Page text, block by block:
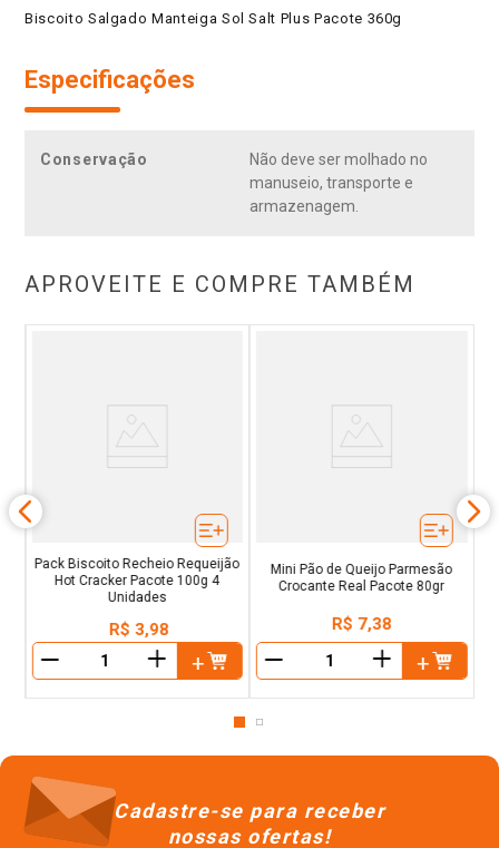
Biscoito Salgado Manteiga Sol Salt Plus Pacote 360g
Especificações
Conservação
Não deve ser molhado no
manuseio, transporte e
armazenagem.
APROVEITE E COMPRE TAMBÉM
Pack Biscoito Recheio Requeijão
Hot Cracker Pacote 100g 4
Unidades
R$ 3,98
＋
Mini Pão de Queijo Parmesão
Crocante Real Pacote 80gr
R$ 7,38
＋
Cadastre-se para receber
nossas ofertas!